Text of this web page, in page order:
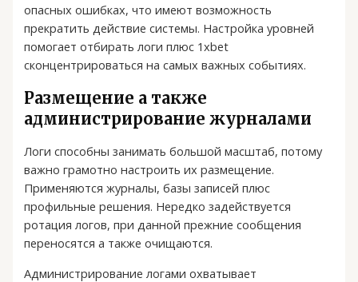
опасных ошибках, что имеют возможность
прекратить действие системы. Настройка уровней
помогает отбирать логи плюс 1xbet
сконцентрироваться на самых важных событиях.
Размещение а также
администрирование журналами
Логи способны занимать большой масштаб, потому
важно грамотно настроить их размещение.
Применяются журналы, базы записей плюс
профильные решения. Нередко задействуется
ротация логов, при данной прежние сообщения
переносятся а также очищаются.
Администрирование логами охватывает